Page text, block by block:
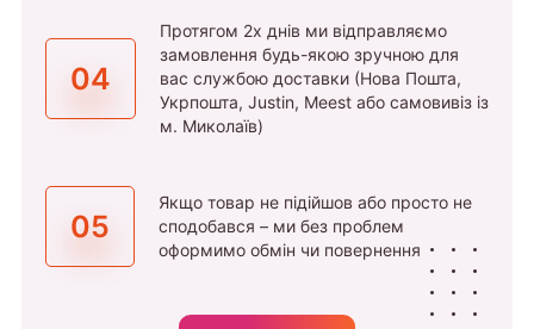
04
Протягом 2х днів ми відправляємо
замовлення будь-якою зручною для
вас службою доставки (Нова Пошта,
Укрпошта, Justin, Meest або самовивіз із
м. Миколаїв)
05
Якщо товар не підійшов або просто не
сподобався – ми без проблем
оформимо обмін чи повернення